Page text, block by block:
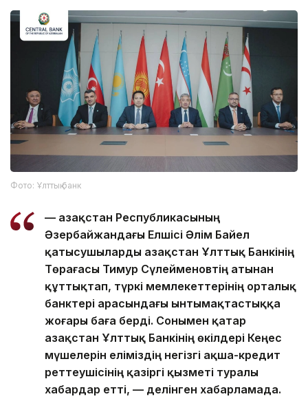
Фото: Ұлттық банк
— Қазақстан Республикасының
Әзербайжандағы Елшісі Әлім Байел
қатысушыларды Қазақстан Ұлттық Банкінің
Төрағасы Тимур Сүлейменовтің атынан
құттықтап, түркі мемлекеттерінің орталық
банктері арасындағы ынтымақтастыққа
жоғары баға берді. Сонымен қатар
Қазақстан Ұлттық Банкінің өкілдері Кеңес
мүшелерін еліміздің негізгі ақша-кредит
реттеушісінің қазіргі қызметі туралы
хабардар етті, — делінген хабарламада.